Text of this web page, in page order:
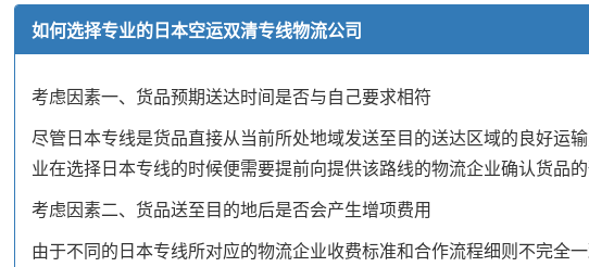
如何选择专业的日本空运双清专线物流公司
考虑因素一、货品预期送达时间是否与自己要求相符
尽管日本专线是货品直接从当前所处地域发送至目的送达区域的良好运
业在选择日本专线的时候便需要提前向提供该路线的物流企业确认货品
考虑因素二、货品送至目的地后是否会产生增项费用
由于不同的日本专线所对应的物流企业收费标准和合作流程细则不完全